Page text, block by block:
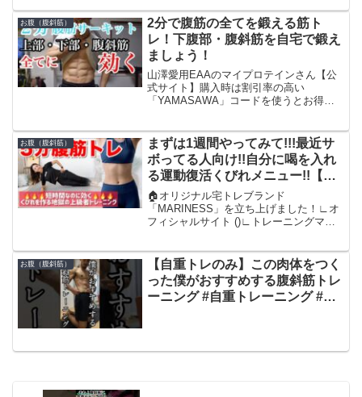
nogachan...
お腹（腹斜筋）
2分で腹筋の全てを鍛える筋ト
レ！下腹部・腹斜筋を自宅で鍛え
ましょう！
山澤愛用EAAのマイプロテインさん【公
式サイト】購入時は割引率の高い
「YAMASAWA」コードを使うとお得に
ます。山澤礼明Instagram「REY 」アパ
レルオフィシ...
お腹（腹斜筋）
まずは1週間やってみて!!!最近サ
ボってる人向け!!自分に喝を入れ
る運動復活くびれメニュー!!【５
分くびれトレーニング】
🏠オリジナル宅トレブランド
「MARINESS」を立ち上げました！∟オ
フィシャルサイト ()∟トレーニングマッ
販売をしています！∟MARINESS公式イ
ンスタグラム ()...
お腹（腹斜筋）
【自重トレのみ】この肉体をつく
った僕がおすすめする腹斜筋トレ
ーニング #自重トレーニング #腹